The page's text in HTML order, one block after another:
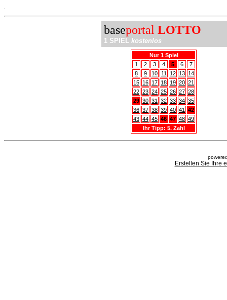
baseportal LOTTO
1 SPIEL kostenlos
Nur 1 Spiel
1
2 3 4 5 6
7
8
9 10 11 12 13 14
15 16 17 18 19 20 21
22 23 24 25 26 27 28
29 30 31 32 33 34 35
36 37 38 39 40 41
42
43 44 45 46 47 48 49
Ihr Tipp: 5. Zahl
Erstellen Sie Ihre